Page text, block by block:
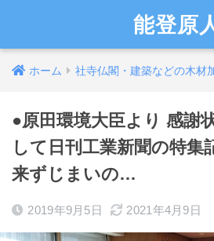
能登原
ホーム 社寺仏閣・建築などの木材
●原田環境大臣より 感謝
して日刊工業新聞の特集
来ずじまいの…
2019年9月5日 2021年4月9日